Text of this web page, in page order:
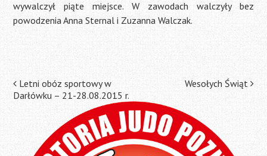
wywalczył piąte miejsce. W zawodach walczyły bez
powodzenia Anna Sternal i Zuzanna Walczak.
Post
navigation
Letni obóz sportowy w
Darłówku – 21-28.08.2015 r.
Wesołych Świąt